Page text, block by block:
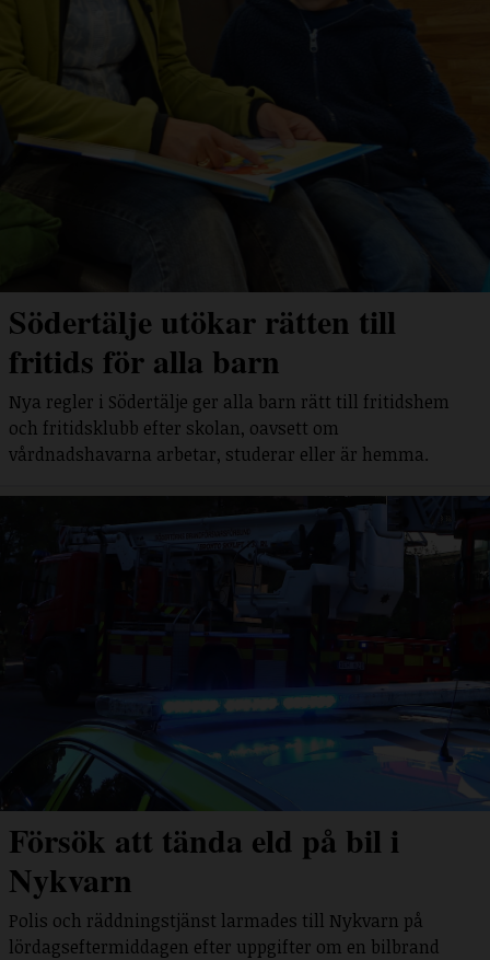
Södertälje utökar rätten till
fritids för alla barn
Nya regler i Södertälje ger alla barn rätt till fritidshem
och fritidsklubb efter skolan, oavsett om
vårdnadshavarna arbetar, studerar eller är hemma.
Försök att tända eld på bil i
Nykvarn
Polis och räddningstjänst larmades till Nykvarn på
lördagseftermiddagen efter uppgifter om en bilbrand